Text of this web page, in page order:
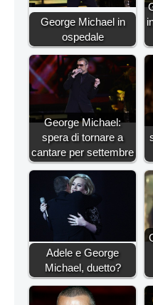
George Michael in
ospedale
George Michael:
spera di tornare a
cantare per settembre
Adele e George
Michael, duetto?